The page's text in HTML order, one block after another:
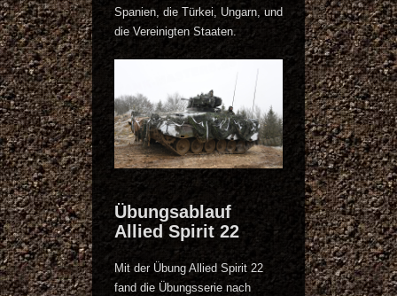
Spanien, die Türkei, Ungarn, und
die Vereinigten Staaten.
Übungsablauf
Allied Spirit 22
Mit der Übung Allied Spirit 22
fand die Übungsserie nach